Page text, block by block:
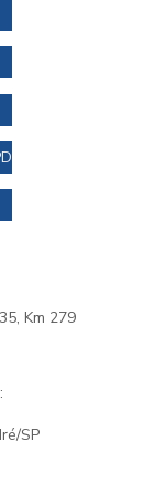
Km 279
SP